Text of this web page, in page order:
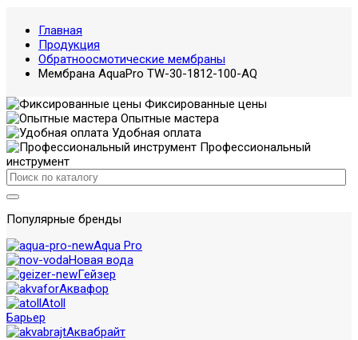
Главная
Продукция
Обратноосмотические мембраны
Мембрана AquaPro TW-30-1812-100-AQ
Фиксированные цены
Опытные мастера
Удобная оплата
Профессиональный
инструмент
Популярные бренды
Aqua Pro
Новая вода
Гейзер
Аквафор
Atoll
Барьер
Аквабрайт